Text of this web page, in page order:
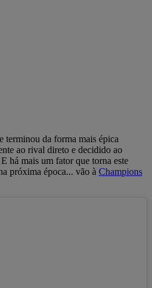
terminou da forma mais épica
ao rival direto e decidido ao
há mais um fator que torna este
próxima época... vão à Champions